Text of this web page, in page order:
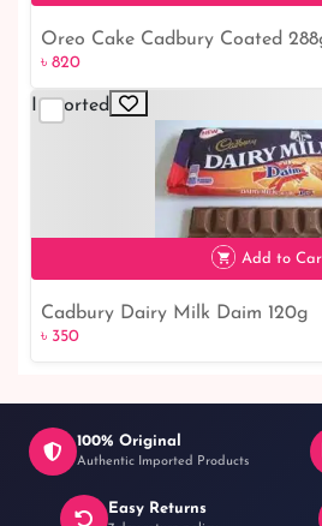
৳ 350
Cadbury Dairy Milk Daim 120g
৳ 350
100% Original
Authentic Imported Products
Easy Returns
7-day return policy
Pay when you receive
Register
Terms and Conditions
Privacy Policy